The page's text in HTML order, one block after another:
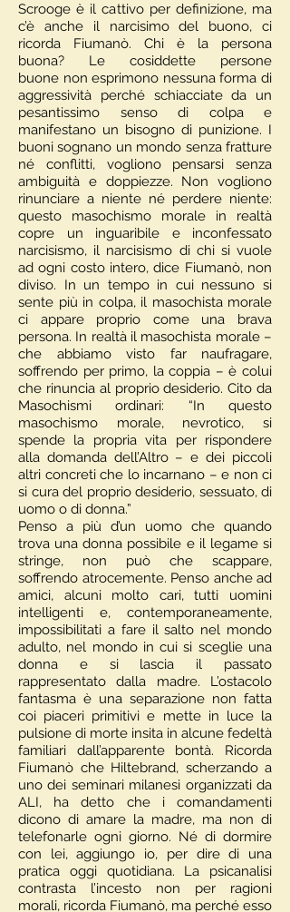
Scrooge è il cattivo per definizione, ma
c’è anche il narcisimo del buono, ci
ricorda Fiumanò. Chi è la persona
buona? Le cosiddette persone
buone non esprimono nessuna forma di
aggressività perché schiacciate da un
pesantissimo senso di colpa e
manifestano un bisogno di punizione. I
buoni sognano un mondo senza fratture
né conflitti, vogliono pensarsi senza
ambiguità e doppiezze. Non vogliono
rinunciare a niente né perdere niente:
questo masochismo morale in realtà
copre un inguaribile e inconfessato
narcisismo, il narcisismo di chi si vuole
ad ogni costo intero, dice Fiumanò, non
diviso. In un tempo in cui nessuno si
sente più in colpa, il masochista morale
ci appare proprio come una brava
persona. In realtà il masochista morale –
che abbiamo visto far naufragare,
soffrendo per primo, la coppia – è colui
che rinuncia al proprio desiderio. Cito da
Masochismi ordinari: “In questo
masochismo morale, nevrotico, si
spende la propria vita per rispondere
alla domanda dell’Altro – e dei piccoli
altri concreti che lo incarnano – e non ci
si cura del proprio desiderio, sessuato, di
uomo o di donna.”
Penso a più d’un uomo che quando
trova una donna possibile e il legame si
stringe, non può che scappare,
soffrendo atrocemente. Penso anche ad
amici, alcuni molto cari, tutti uomini
intelligenti e, contemporaneamente,
impossibilitati a fare il salto nel mondo
adulto, nel mondo in cui si sceglie una
donna e si lascia il passato
rappresentato dalla madre. L’ostacolo
fantasma è una separazione non fatta
coi piaceri primitivi e mette in luce la
pulsione di morte insita in alcune fedeltà
familiari dall’apparente bontà. Ricorda
Fiumanò che Hiltebrand, scherzando a
uno dei seminari milanesi organizzati da
ALI, ha detto che i comandamenti
dicono di amare la madre, ma non di
telefonarle ogni giorno. Né di dormire
con lei, aggiungo io, per dire di una
pratica oggi quotidiana. La psicanalisi
contrasta l’incesto non per ragioni
morali, ricorda Fiumanò, ma perché esso